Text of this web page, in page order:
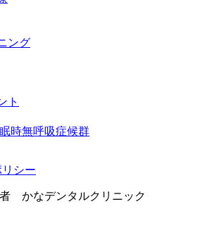
ング
ト
時無呼吸症候群
シー
かなデンタルクリニック